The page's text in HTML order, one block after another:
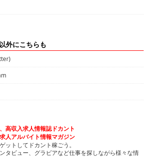
外にこちらも
高収入求人情報誌ドカント
人アルバイト情報マガジン
ットしてドカント稼ごう。
タビュー、グラビアなど仕事を探しながら様々な情